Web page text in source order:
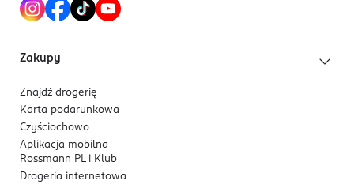
nutą, symbolizujące energię, wolność i styl.
Zakupy
Znajdź drogerię
Karta podarunkowa
Czyściochowo
Aplikacja mobilna
Rossmann PL i Klub
Drogeria internetowa